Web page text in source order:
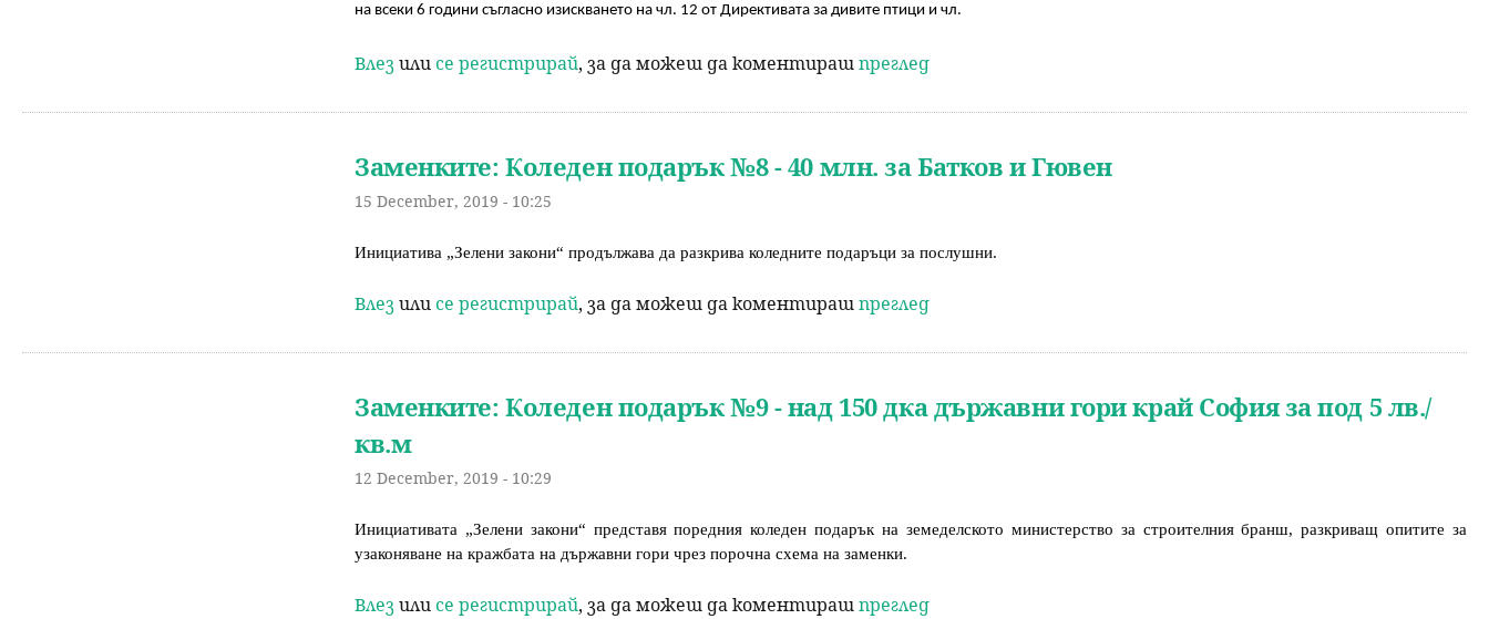
на всеки 6 години съгласно изискването на чл. 12 от Директивата за дивите птици и чл.
Влезили се регистрирай, за да можеш да коментирашпреглед
Заменките: Коледен подарък №8 - 40 млн. за Батков и Гювен
15 December, 2019 - 10:25
Инициатива „Зелени закони“ продължава да разкрива коледните подаръци за послушни.
Влезили се регистрирай, за да можеш да коментирашпреглед
Заменките: Коледен подарък №9 - над 150 дка държавни гори край София за под 5 лв./
кв.м
12 December, 2019 - 10:29
Инициативата „Зелени закони“ представя поредния коледен подарък на земеделското министерство за строителния бранш, разкриващ опитите за
узаконяване на кражбата на държавни гори чрез порочна схема на заменки.
Влезили се регистрирай, за да можеш да коментирашпреглед